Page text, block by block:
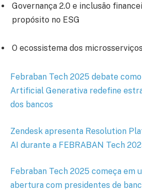
Governança 2.0 e inclusão
propósito no ESG
O ecossistema dos
Febraban Tech 2025 debate
Artificial Generativa redefine
dos bancos
Zendesk apresenta Resolution
AI durante a FEBRABAN Tech
Febraban Tech 2025 começa em
abertura com presidentes de